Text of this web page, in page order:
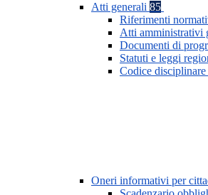
Atti generali 85
Riferimenti
Atti amministrativi
Documenti di
Statuti e leggi
Codice
Oneri informativi per